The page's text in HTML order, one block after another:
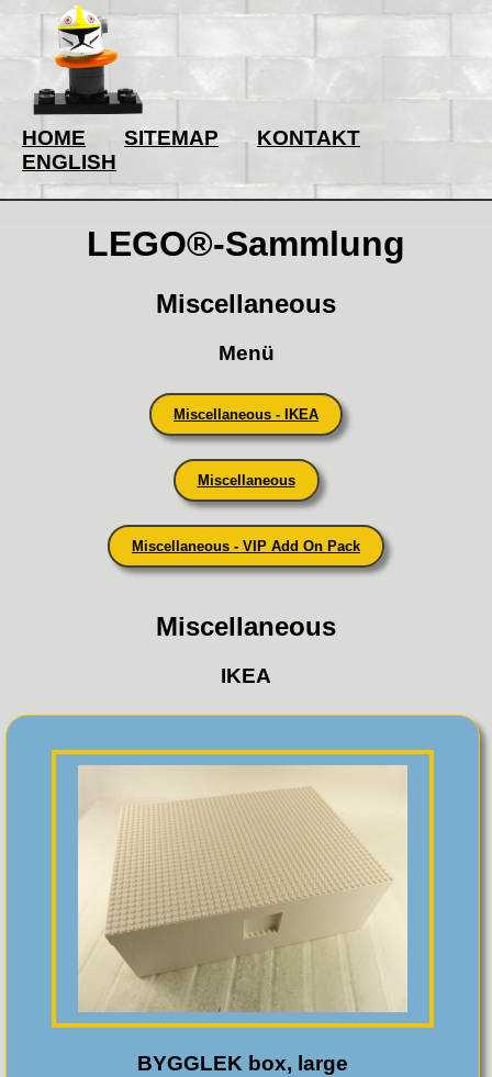
HOME SITEMAP
KONTAKT
ENGLISH
LEGO®-Sammlung
Miscellaneous
Menü
Miscellaneous - IKEA
Miscellaneous
Miscellaneous - VIP Add On Pack
Miscellaneous
IKEA
BYGGLEK box, large